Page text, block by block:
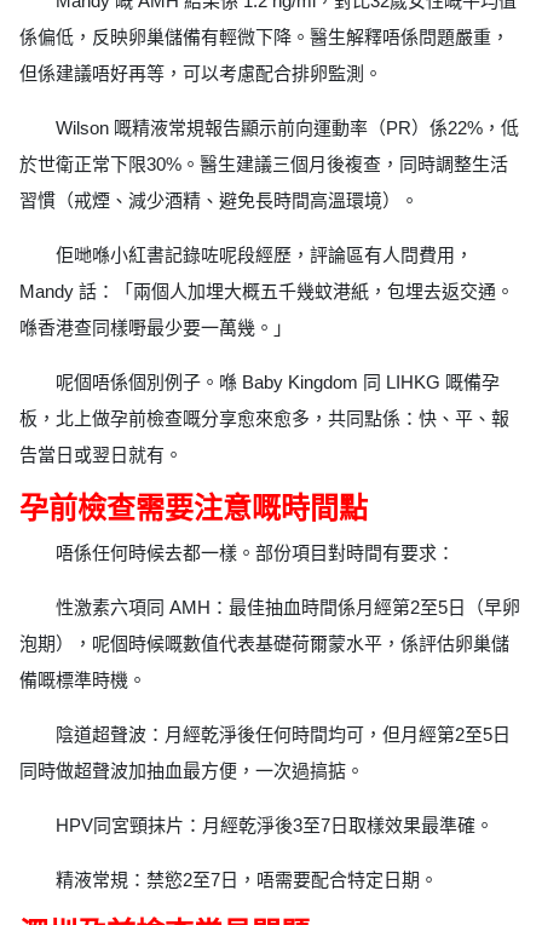
係偏低，反映卵巢儲備有輕微下降。醫生解釋唔係問題嚴重，
但係建議唔好再等，可以考慮配合排卵監測。
Wilson 嘅精液常規報告顯示前向運動率（PR）係22%，低
於世衛正常下限30%。醫生建議三個月後複查，同時調整生活
習慣（戒煙、減少酒精、避免長時間高溫環境）。
佢哋喺小紅書記錄咗呢段經歷，評論區有人問費用，
Mandy 話：「兩個人加埋大概五千幾蚊港紙，包埋去返交通。
喺香港查同樣嘢最少要一萬幾。」
呢個唔係個別例子。喺 Baby Kingdom 同 LIHKG 嘅備孕
板，北上做孕前檢查嘅分享愈來愈多，共同點係：快、平、報
告當日或翌日就有。
孕前檢查需要注意嘅時間點
唔係任何時候去都一樣。部份項目對時間有要求：
性激素六項同 AMH：最佳抽血時間係月經第2至5日（早卵
泡期），呢個時候嘅數值代表基礎荷爾蒙水平，係評估卵巢儲
備嘅標準時機。
陰道超聲波：月經乾淨後任何時間均可，但月經第2至5日
同時做超聲波加抽血最方便，一次過搞掂。
HPV同宮頸抹片：月經乾淨後3至7日取樣效果最準確。
精液常規：禁慾2至7日，唔需要配合特定日期。